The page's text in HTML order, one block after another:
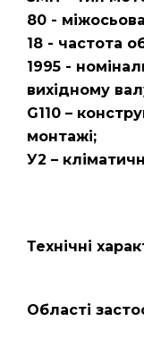
80 -
18 - частота
1995 -
вихідному
G110 –
монтажі;
У2 –
Технічні
Області